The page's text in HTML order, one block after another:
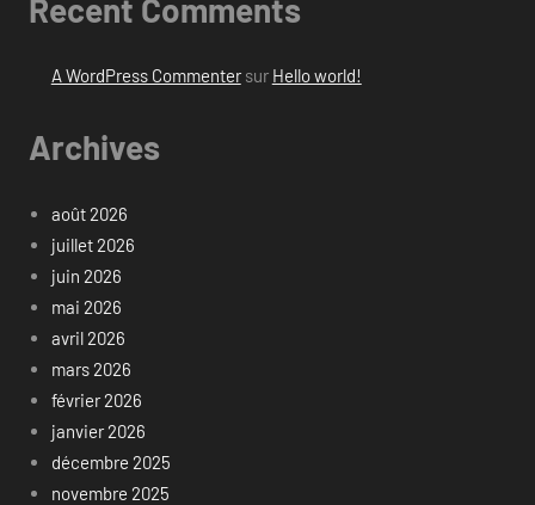
Recent Comments
A WordPress Commentersur Hello world!
Archives
août 2026
juillet 2026
juin 2026
mai 2026
avril 2026
mars 2026
février 2026
janvier 2026
décembre 2025
novembre 2025